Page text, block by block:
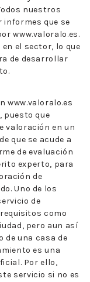
nuestros
que se
www.valoralo.es.
el sector, lo que
de desarrollar
www.valoralo.es
puesto que
valoración en un
que se acude a
de evaluación
experto, para
de
Uno de los
de
como
pero aun así
de una casa de
es una
Por ello,
servicio si no es